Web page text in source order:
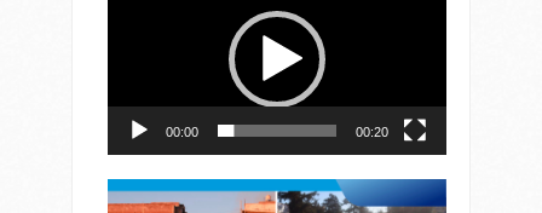
00:00 00:20